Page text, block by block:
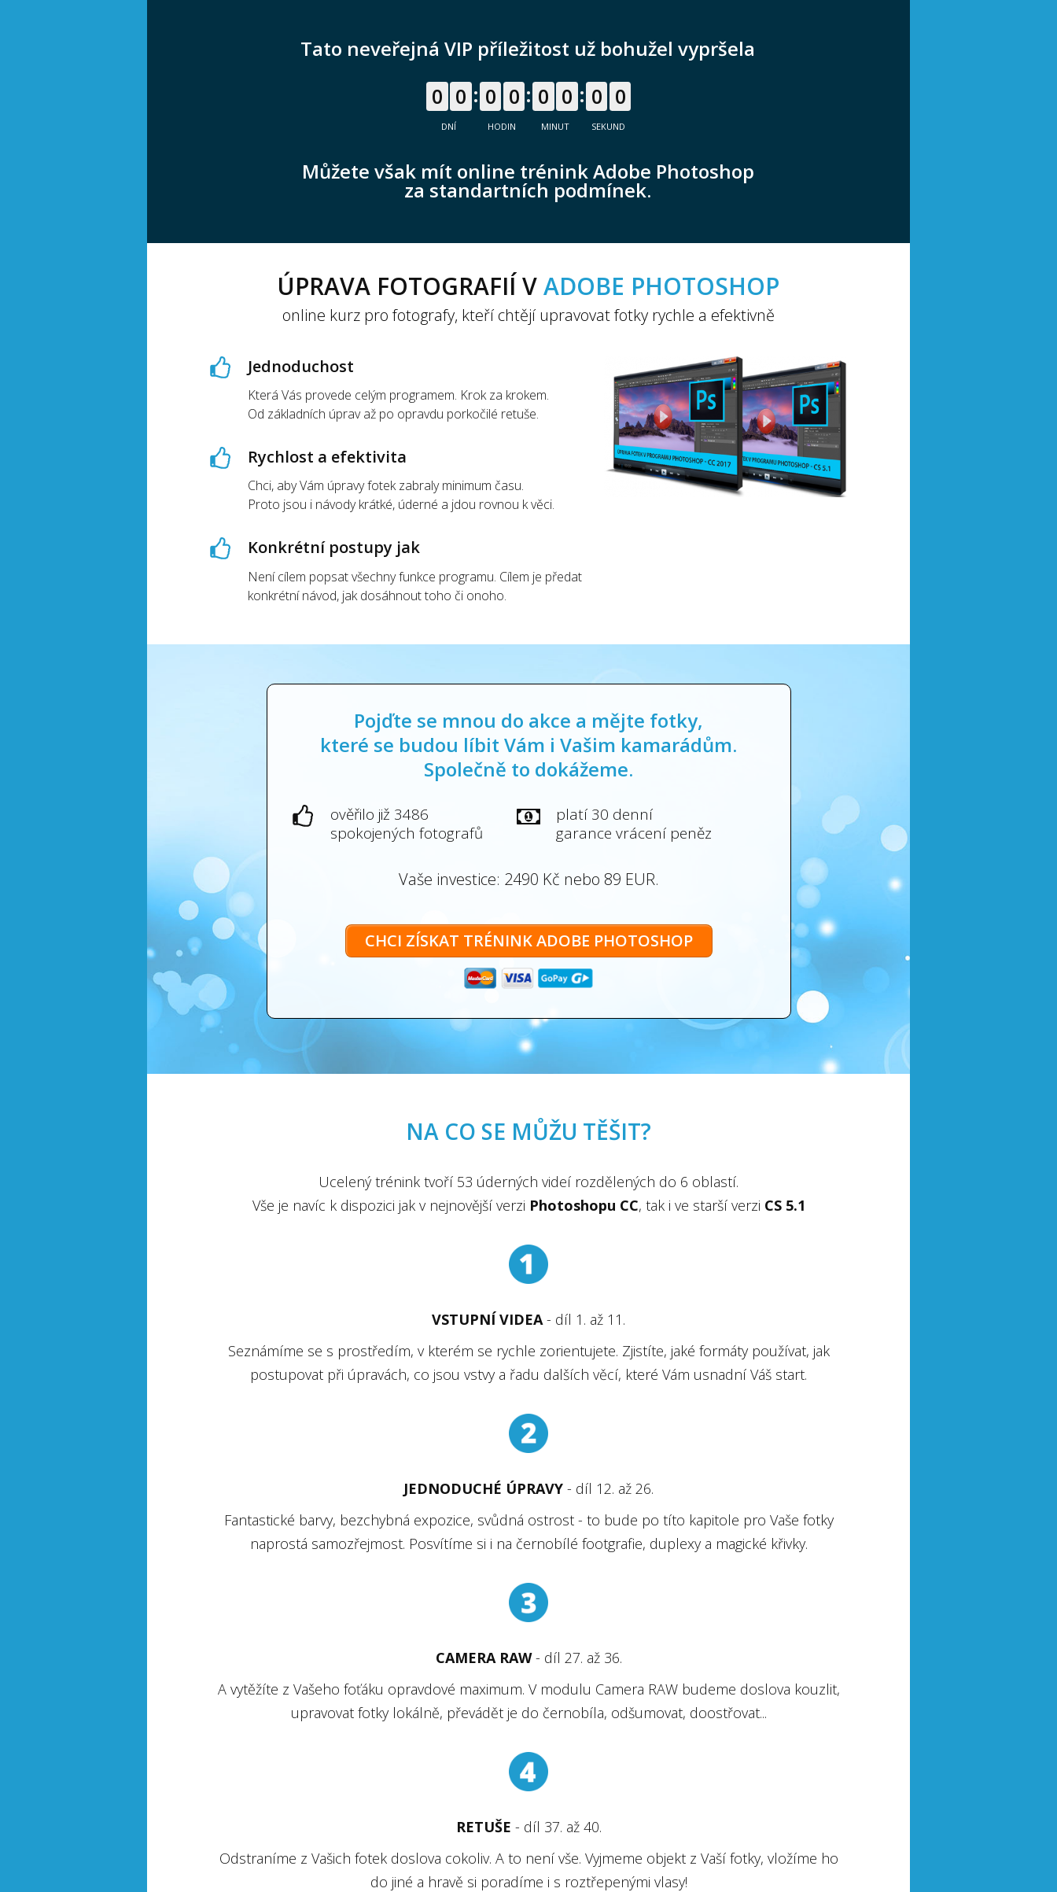
Tato neveřejná VIP příležitost už bohužel vypršela
0 0
DNÍ
0 0
HODIN
0 0
MINUT
0 0
SEKUND
Můžete však mít online trénink Adobe Photoshop
za standartních podmínek.
ÚPRAVA FOTOGRAFIÍ VADOBE PHOTOSHOP
online kurz pro fotografy, kteří chtějí upravovat fotky rychle a efektivně
Jednoduchost
Která Vás provede celým programem. Krok za krokem.
Od základních úprav až po opravdu porkočilé retuše.
Rychlost a efektivita
Chci, aby Vám úpravy fotek zabraly minimum času.
Proto jsou i návody krátké, úderné a jdou rovnou k věci.
Konkrétní postupy jak
Není cílem popsat všechny funkce programu. Cílem je předat
konkrétní návod, jak dosáhnout toho či onoho.
Pojďte se mnou do akce a mějte fotky,
které se budou líbit Vám i Vašim kamarádům.
Společně to dokážeme.
ověřilo již 3486
spokojených fotografů
platí 30 denní
garance vrácení peněz
Vaše investice: 2490 Kč nebo 89 EUR.
CHCI ZÍSKAT TRÉNINK ADOBE PHOTOSHOP
NA CO SE MŮŽU TĚŠIT?
Ucelený trénink tvoří 53 úderných videí rozdělených do 6 oblastí.
Vše je navíc k dispozici jak v nejnovější verzi Photoshopu CC, tak i ve starší verzi CS 5.1
VSTUPNÍ VIDEA- díl 1. až 11.
Seznámíme se s prostředím, v kterém se rychle zorientujete. Zjistíte, jaké formáty používat, jak
postupovat při úpravách, co jsou vstvy a řadu dalších věcí, které Vám usnadní Váš start.
JEDNODUCHÉ ÚPRAVY - díl 12. až 26.
Fantastické barvy, bezchybná expozice, svůdná ostrost - to bude po títo kapitole pro Vaše fotky
naprostá samozřejmost. Posvítíme si i na černobílé footgrafie, duplexy a magické křivky.
CAMERA RAW- díl 27. až 36.
A vytěžíte z Vašeho foťáku opravdové maximum. V modulu Camera RAW budeme doslova kouzlit,
upravovat fotky lokálně, převádět je do černobíla, odšumovat, doostřovat...
RETUŠE - díl 37. až 40.
Odstraníme z Vašich fotek doslova cokoliv. A to není vše. Vyjmeme objekt z Vaší fotky, vložíme ho
do jiné a hravě si poradíme i s roztřepenými vlasy!